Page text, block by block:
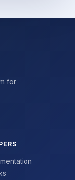
for